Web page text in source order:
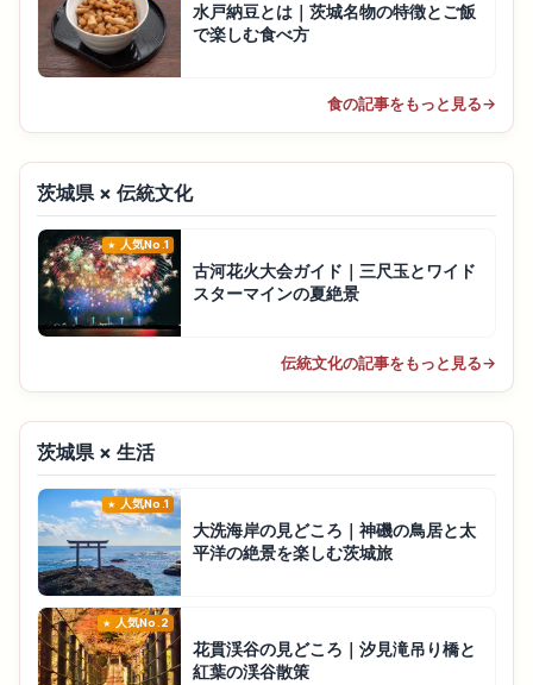
水戸納豆とは｜茨城名物の特徴とご飯
で楽しむ食べ方
食の記事をもっと見る→
茨城県 × 伝統文化
人気No.1
古河花火大会ガイド｜三尺玉とワイド
スターマインの夏絶景
伝統文化の記事をもっと見る→
茨城県 × 生活
人気No.1
大洗海岸の見どころ｜神磯の鳥居と太
平洋の絶景を楽しむ茨城旅
人気No.2
花貫渓谷の見どころ｜汐見滝吊り橋と
紅葉の渓谷散策